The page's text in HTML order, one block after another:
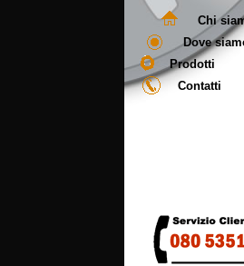
Chi
Dove
Prodotti
Contatti